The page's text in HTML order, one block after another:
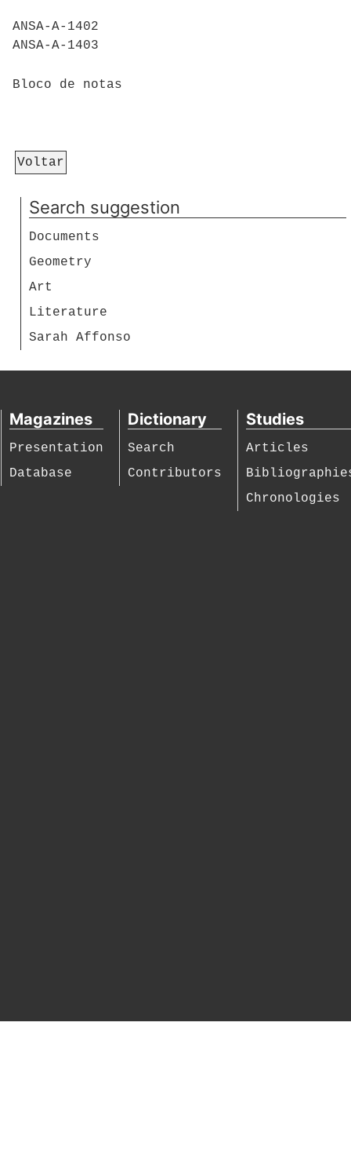
ANSA-A-1402
ANSA-A-1403
Bloco de notas
Voltar
Search suggestion
Documents
Geometry
Art
Literature
Sarah Affonso
Magazines
Presentation
Database
Dictionary
Search
Contributors
Studies
Articles
Chronologies